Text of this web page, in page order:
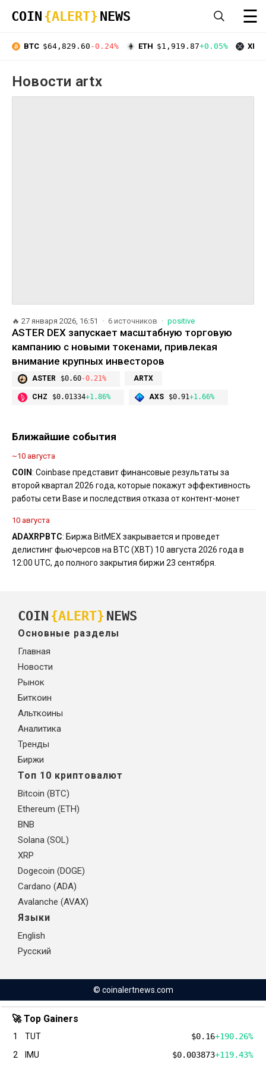
COIN {ALERT} NEWS ☰
BTC $64,829.60 -0.24% ETH $1,919.87+0.05% XRP
Новости artx
🔥 27 января 2026, 16:51 6 источников positive
ASTER DEX запускает масштабную торговую
кампанию с новыми токенами, привлекая
внимание крупных инвесторов
ASTER $0.60-0.21% ARTX
CHZ $0.01334+1.86% AXS $0.91+1.66%
Ближайшие события
~10 августа
COIN: Coinbase представит финансовые результаты за
второй квартал 2026 года, которые покажут эффективность
работы сети Base и последствия отказа от контент-монет
10 августа
ADAXRPBTC: Биржа BitMEX закрывается и проведет
делистинг фьючерсов на BTC (XBT) 10 августа 2026 года в
12:00 UTC, до полного закрытия биржи 23 сентября.
COIN {ALERT} NEWS
Основные разделы
Главная
Новости
Рынок
Биткоин
Альткоины
Аналитика
Тренды
Биржи
Топ 10 криптовалют
Bitcoin (BTC)
Ethereum (ETH)
BNB
Solana (SOL)
XRP
Dogecoin (DOGE)
Cardano (ADA)
Avalanche (AVAX)
Языки
English
Русский
© coinalertnews.com
🚀 Top Gainers
1 TUT $0.16+190.26%
2
IMU $0.003873+119.43%